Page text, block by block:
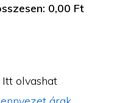
0,00 Ft
olvashat